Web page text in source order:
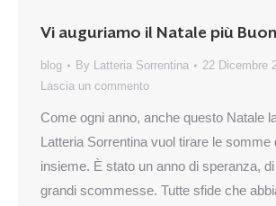
Vi auguriamo il Natale più
blog By Latteria Sorrentina
22 Dicembre
Lascia un commento
Come ogni anno, anche questo Natale
Latteria Sorrentina vuol tirare le somme
insieme. È stato un anno di speranza,
grandi scommesse. Tutte sfide che